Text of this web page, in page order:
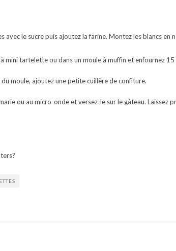
avec le sucre puis ajoutez la farine. Montez les blancs en
mini tartelette ou dans un moule à muffin et enfournez 15
moule, ajoutez une petite cuillère de confiture.
ou au micro-onde et versez-le sur le gâteau. Laissez